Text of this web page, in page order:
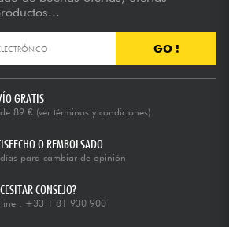
GO !
GRATIS
89 € (ver términos y condiciones)
O REMBOLSADO
para cambiar de opinión
CONSEJO?
: +33 1 81 930 900